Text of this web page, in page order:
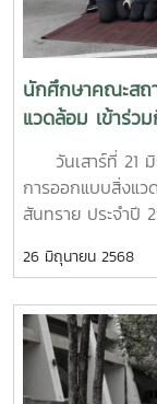
นักศึกษาคณะสถ
แวดล้อม เข้าร่ว
ประจำปี 2568
วันเสาร์ที่ 21 มิ
การออกแบบสิ่งแว
สันทราย ประจำ
ศักดิ์ ภักดี รองคณ
แข่งขัน นำโดย ผู้ช่
นักศึกษาใหม่ จำน
สันทราย และผู้ช่
นำนักศึกษาใหม่ส่
26 มิถุนายน